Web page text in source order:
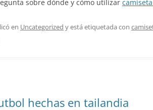
sobre dónde y cómo utilizar
en Uncategorized y está etiquetada con
hechas en tailandia